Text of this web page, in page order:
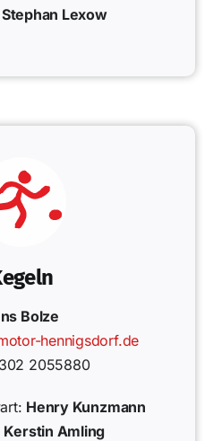
Stephan Lexow
Bolze
hennigsdorf.de
2055880
Henry Kunzmann
Kerstin Amling